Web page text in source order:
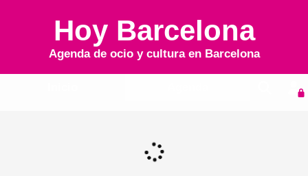
Hoy Barcelona
Agenda de ocio y cultura en Barcelona